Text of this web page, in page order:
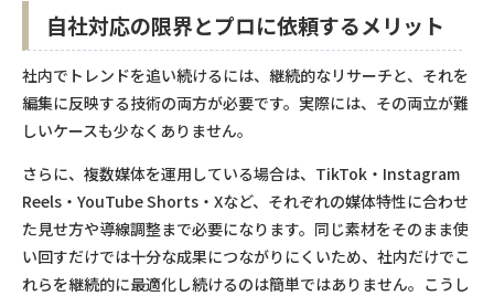
自社対応の限界とプロに依頼するメリット
社内でトレンドを追い続けるには、継続的なリサーチと、それを
編集に反映する技術の両方が必要です。実際には、その両立が難
しいケースも少なくありません。
さらに、複数媒体を運用している場合は、TikTok・Instagram
Reels・YouTube Shorts・Xなど、それぞれの媒体特性に合わせ
た見せ方や導線調整まで必要になります。同じ素材をそのまま使
い回すだけでは十分な成果につながりにくいため、社内だけでこ
れらを継続的に最適化し続けるのは簡単ではありません。こうし